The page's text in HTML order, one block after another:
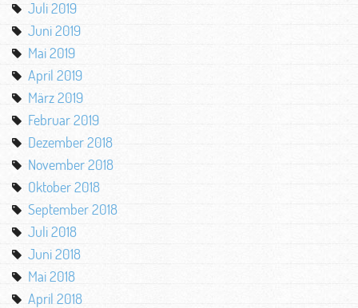
Juli 2019
Juni 2019
Mai 2019
April 2019
März 2019
Februar 2019
Dezember 2018
November 2018
Oktober 2018
September 2018
Juli 2018
Juni 2018
Mai 2018
April 2018